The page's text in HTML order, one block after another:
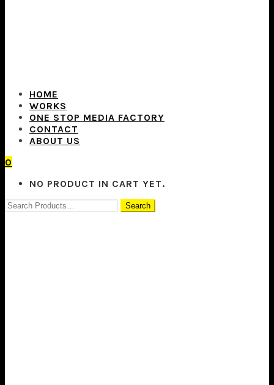
HOME
WORKS
ONE STOP MEDIA FACTORY
CONTACT
ABOUT US
0
NO PRODUCT IN CART YET.